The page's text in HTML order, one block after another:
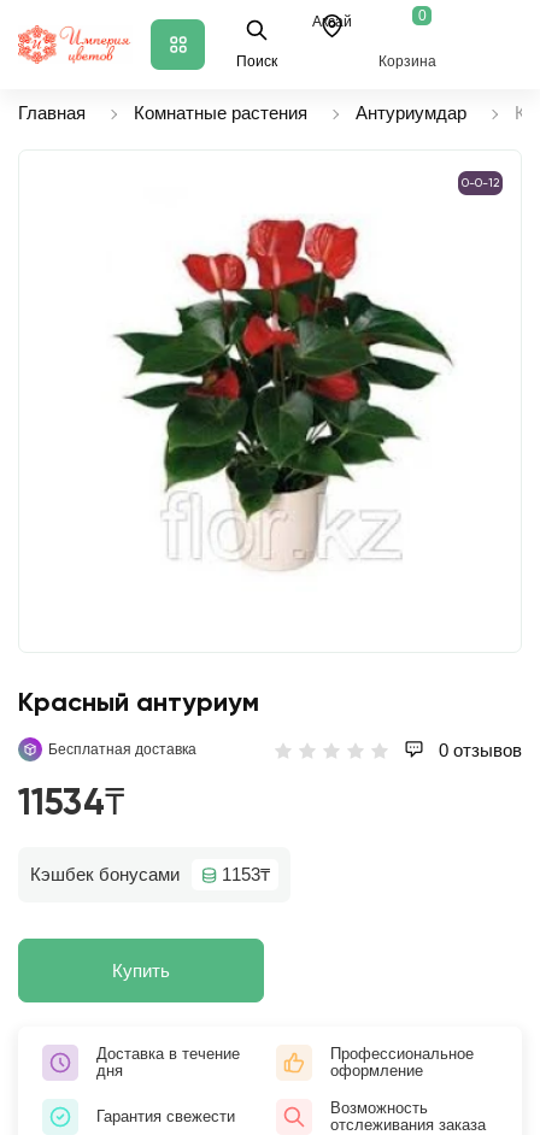
Поиск
Аксай 0
Корзина
Главная Комнатные растения Антуриумдар
0-0-12
Красный антуриум
Бесплатная доставка 0 отзывов
11534₸
Кэшбек бонусами 1153₸
Купить
Доставка в течение
дня
Профессиональное
оформление
Гарантия свежести
Возможность
отслеживания заказа